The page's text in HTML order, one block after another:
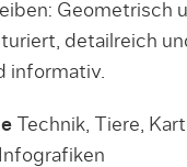
Geometrisch
detailreich
informativ.
Technik, Tiere,